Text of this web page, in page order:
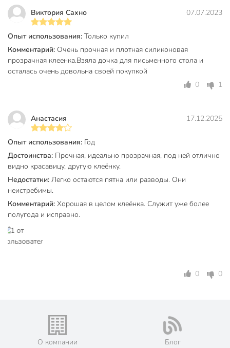
ухода и эстетичный внешний вид делают клеенку Silvano
Crystal оптимальным выбором для дома, дачи, офисных и
коммерческих помещений.
Клеенки доступны для покупки только рулонами.
Техническая информация
Ширина, м
Толщина, мм
Страна производства
Форма
рулон
Водоотталкивающая пропитка
без пропитки
Кружево
бесцветный
Crystal
Виктория Сахно 07.07.2023
Опыт использования: Только купил
Комментарий: Очень прочная и плотная силиконовая
прозрачная клеенка.Взяла дочка для письменного стола и
осталась очень довольна своей покупкой
0
1
Анастасия 17.12.2025
Опыт использования: Год
Достоинства: Прочная, идеально прозрачная, под ней отлично
видно красавицу, другую клеёнку.
Недостатки: Легко остаются пятна или разводы. Они
неистребимы.
Комментарий: Хорошая в целом клеёнка. Служит уже более
полугода и исправно.
0 0
О компании Блог